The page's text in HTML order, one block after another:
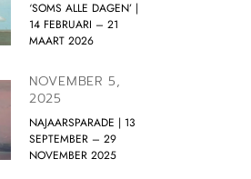
‘SOMS ALLE DAGEN’ |
14 FEBRUARI – 21
MAART 2026
NOVEMBER 5,
2025
NAJAARSPARADE | 13
SEPTEMBER – 29
NOVEMBER 2025